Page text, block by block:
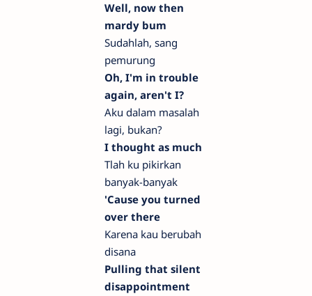
Well, now then
mardy bum
Sudahlah, sang
pemurung
Oh, I'm in trouble
again, aren't I?
Aku dalam masalah
lagi, bukan?
I thought as much
Tlah ku pikirkan
banyak-banyak
'Cause you turned
over there
Karena kau berubah
disana
Pulling that silent
disappointment